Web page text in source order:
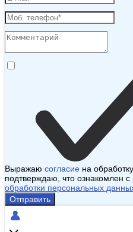
Выражаю согласие на
подтверждаю, что ознакомлен с
обработки персональных
Отправить